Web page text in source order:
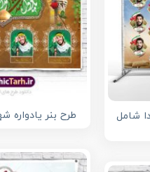
شامل
طرح بنر یادواره